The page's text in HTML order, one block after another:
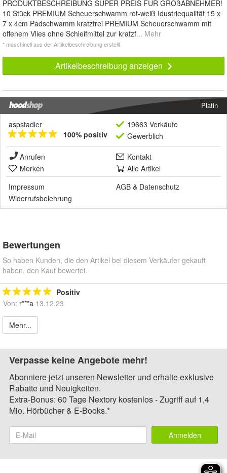
PRODUKTBESCHREIBUNG SUPER PREIS FÜR GROßABNEHMER!
10 Stück PREMIUM Scheuerschwamm rot-weiß Idustriequalität 15 x
7 x 4cm Padschwamm kratzfrei PREMIUM Scheuerschwamm mit
offenem Vlies ohne Schleifmittel zur kratzf... Mehr
* maschinell aus der Artikelbeschreibung erstellt
Artikelbeschreibung anzeigen
Platin
aspstadler
100% positiv
19663 Verkäufe
Gewerblich
Anrufen
Kontakt
Merken
Alle Artikel
Impressum
AGB & Datenschutz
Widerrufsbelehrung
Bewertungen
So haben Kunden, die den Artikel bei diesem Verkäufer gekauft
haben, den Kauf bewertet.
Positiv
Von: r***a 13.12.23
Mehr...
Verpasse keine Angebote mehr!
Abonniere jetzt unseren Newsletter und erhalte exklusive
Rabatte und Neuigkeiten.
Extra-Bonus: 60 Tage Nextory kostenlos - Zugriff auf 1,4
Mio. Hörbücher & E-Books.*
Anmelden